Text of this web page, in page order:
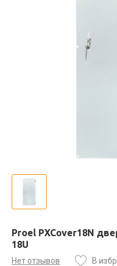
Proel PXCover18N
18U
Нет отзывов В